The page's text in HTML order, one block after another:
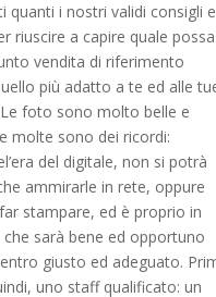
quanti i nostri validi consigli e
riuscire a capire quale possa
vendita di riferimento
più adatto a te ed alle
foto sono molto belle e
molte sono dei ricordi:
del digitale, non si potrà
ammirarle in rete, oppure
stampare, ed è proprio in
che sarà bene ed opportuno
giusto ed adeguato.
uno staff qualificato: un